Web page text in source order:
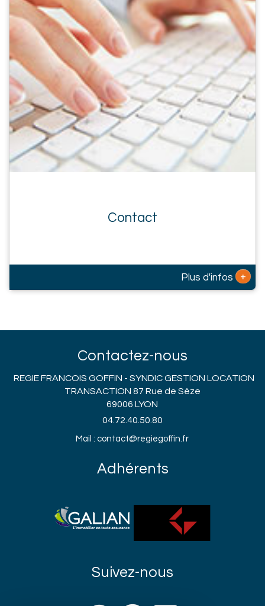
Contact
Plus d'infos +
Contactez-nous
REGIE FRANCOIS GOFFIN - SYNDIC GESTION LOCATION
TRANSACTION 87 Rue de Sèze
69006 LYON
04.72.40.50.80
Mail : contact@regiegoffin.fr
Adhérents
Suivez-nous